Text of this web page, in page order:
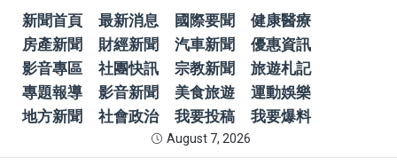
新聞首頁 最新消息 國際要聞
健康醫療
房產新聞
財經新聞 汽車新聞
優惠資訊
影音專區
社團快訊 宗教新聞
旅遊札記
專題報導
影音新聞 美食旅遊
運動娛樂
地方新聞
社會政治 我要投稿 我要爆料
August 7, 2026